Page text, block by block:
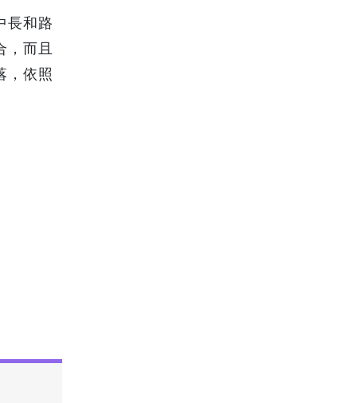
長和路
，而且
，依照